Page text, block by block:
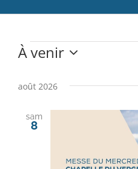
Servir et aimer
Adultes, jeunes et famille
Actualités
Évènements
À venir
une
août 2026
sam
8